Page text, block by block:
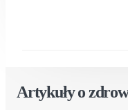
Artykuły o